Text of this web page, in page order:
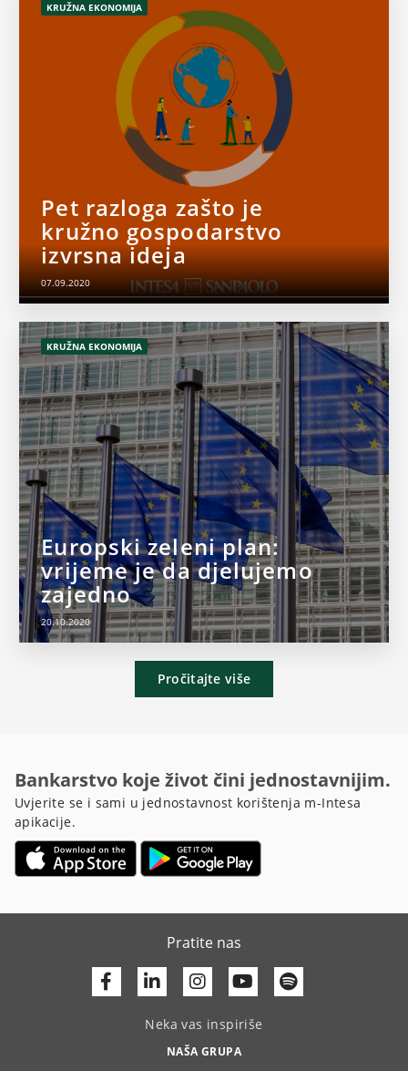
KRUŽNA EKONOMIJA
Pet razloga zašto je
kružno gospodarstvo
izvrsna ideja
07.09.2020
KRUŽNA EKONOMIJA
Europski zeleni plan:
vrijeme je da djelujemo
zajedno
20.10.2020
Pročitajte više
Bankarstvo koje život čini jednostavnijim.
Uvjerite se i sami u jednostavnost korištenja m-Intesa
apikacije.
Pratite nas
Facebook
Linkedin Youtube
Neka vas inspiriše
NAŠA GRUPA